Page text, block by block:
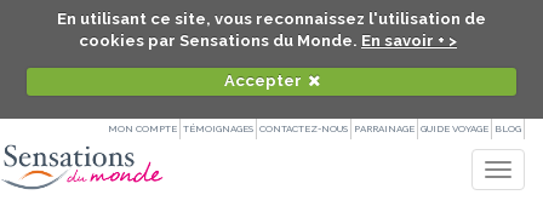
En utilisant ce site, vous reconnaissez l'utilisation de
cookies par Sensations du Monde. En savoir + >
Accepter
MON COMPTE TÉMOIGNAGES CONTACTEZ-NOUS PARRAINAGE GUIDE VOYAGE BLOG